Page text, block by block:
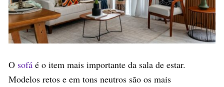
O sofá é o item mais importante da sala de estar.
Modelos retos e em tons neutros são os mais